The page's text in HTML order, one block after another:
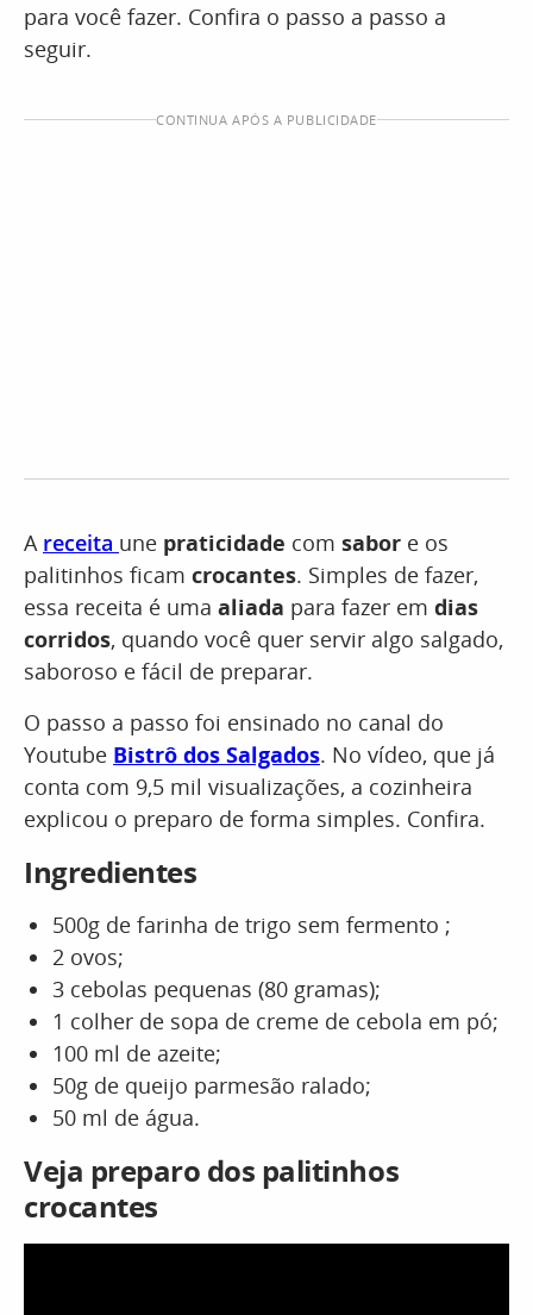
para você fazer. Confira o passo a passo a
seguir.
CONTINUA APÓS A PUBLICIDADE
A receita une praticidade com sabor e os
palitinhos ficam crocantes. Simples de fazer,
essa receita é uma aliada para fazer em dias
corridos, quando você quer servir algo salgado,
saboroso e fácil de preparar.
O passo a passo foi ensinado no canal do
Youtube Bistrô dos Salgados. No vídeo, que já
conta com 9,5 mil visualizações, a cozinheira
explicou o preparo de forma simples. Confira.
Ingredientes
500g de farinha de trigo sem fermento ;
2 ovos;
3 cebolas pequenas (80 gramas);
1 colher de sopa de creme de cebola em pó;
100 ml de azeite;
50g de queijo parmesão ralado;
50 ml de água.
Veja preparo dos palitinhos
crocantes